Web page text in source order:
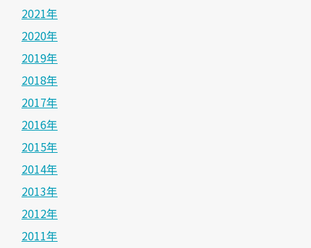
2021年
2020年
2019年
2018年
2017年
2016年
2015年
2014年
2013年
2012年
2011年